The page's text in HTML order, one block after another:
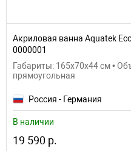
Акриловая ванна Aquatek
0000001
Габариты: 165x70x44 см •
прямоугольная
Россия - Германия
В наличии
19 590 р.